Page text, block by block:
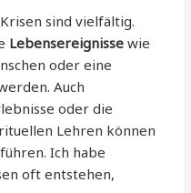
sind vielfältig.
Lebensereignisse wie
oder eine
Auch
oder die
Lehren können
Ich habe
oft entstehen,